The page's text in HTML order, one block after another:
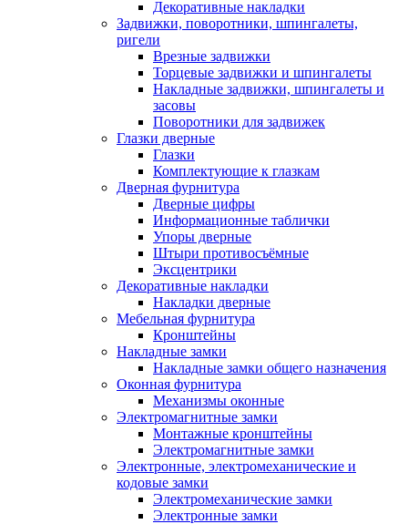
Декоративные накладки
Задвижки, поворотники, шпингалеты,
ригели
Врезные задвижки
Торцевые задвижки и шпингалеты
Накладные задвижки, шпингалеты и
засовы
Поворотники для задвижек
Глазки дверные
Глазки
Комплектующие к глазкам
Дверная фурнитура
Дверные цифры
Информационные таблички
Упоры дверные
Штыри противосъёмные
Эксцентрики
Декоративные накладки
Накладки дверные
Мебельная фурнитура
Кронштейны
Накладные замки
Накладные замки общего назначения
Оконная фурнитура
Механизмы оконные
Электромагнитные замки
Монтажные кронштейны
Электромагнитные замки
Электронные, электромеханические и
кодовые замки
Электромеханические замки
Электронные замки